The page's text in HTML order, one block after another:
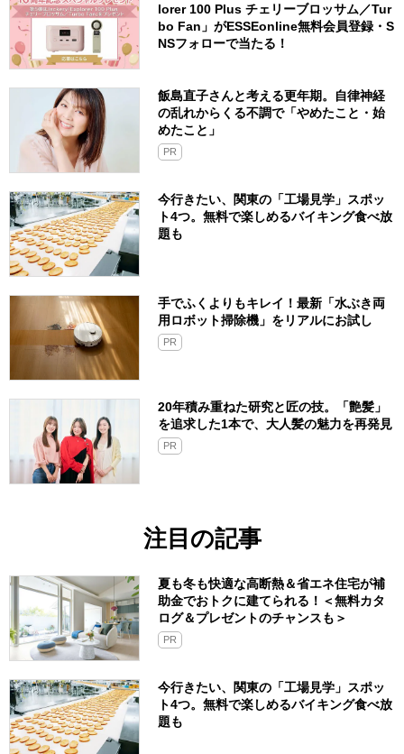
lorer 100 Plus チェリーブロッサム／Tur
bo Fan」がESSEonline無料会員登録・S
NSフォローで当たる！
飯島直子さんと考える更年期。自律神経
の乱れからくる不調で「やめたこと・始
めたこと」
PR
今行きたい、関東の「工場見学」スポッ
ト4つ。無料で楽しめるバイキング食べ放
題も
手でふくよりもキレイ！最新「水ぶき両
用ロボット掃除機」をリアルにお試し
PR
20年積み重ねた研究と匠の技。「艶髪」
を追求した1本で、大人髪の魅力を再発見
PR
注目の記事
夏も冬も快適な高断熱＆省エネ住宅が補
助金でおトクに建てられる！＜無料カタ
ログ＆プレゼントのチャンスも＞
PR
今行きたい、関東の「工場見学」スポッ
ト4つ。無料で楽しめるバイキング食べ放
題も